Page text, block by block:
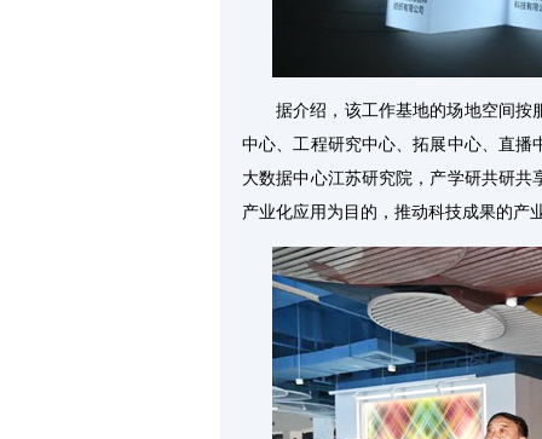
据介绍，该工作基地的场地空间按
中心、工程研究中心、拓展中心、直
大数据中心江苏研究院，产学研共研
产业化应用为目的，推动科技成果的产